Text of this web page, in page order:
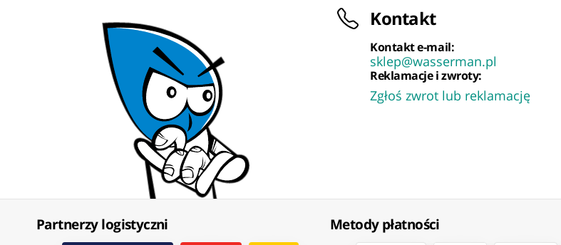
Kontakt
Kontakt e-mail:
sklep@wasserman.pl
Reklamacje i zwroty:
Zgłoś zwrot lub reklamację
Partnerzy logistyczni Metody płatności